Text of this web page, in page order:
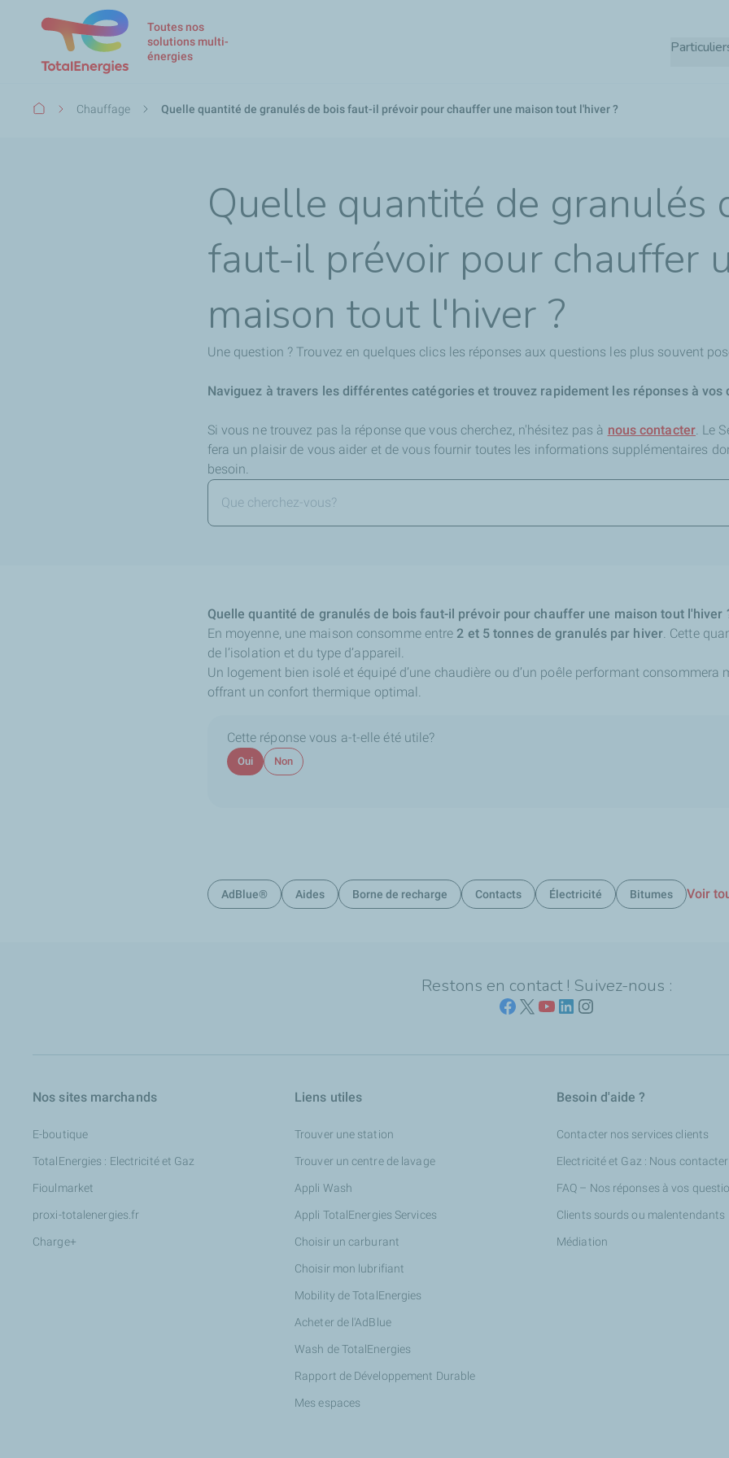
Toutes nos
solutions multi-
énergies
Fil
Chauffage Quelle quantité de granulés de bois faut-il prévoir pour chauffer une maison tout l'hiver ?
Quelle quantité de granulés
faut-il prévoir pour chauffer
maison tout l'hiver ?
Une question ? Trouvez en quelques clics les réponses aux questions les plus souvent
Naviguez à travers les différentes catégories et trouvez rapidement les réponses à vos
Si vous ne trouvez pas la réponse que vous cherchez, n'hésitez pas à nous contacter. Le
fera un plaisir de vous aider et de vous fournir toutes les informations supplémentaires
besoin.
Quelle quantité de granulés de bois faut-il prévoir pour chauffer une maison tout l'hiver
En moyenne, une maison consomme entre 2 et 5 tonnes de granulés par hiver. Cette
de l’isolation et du type d’appareil.
Un logement bien isolé et équipé d’une chaudière ou d’un poêle performant consommera
offrant un confort thermique optimal.
Cette réponse vous a-t-elle été utile?
Oui Non
AdBlue® Aides Borne de recharge Contacts Électricité Bitumes Voir
Restons en contact ! Suivez-nous :
Nos sites marchands
E-boutique
TotalEnergies : Electricité et Gaz
Fioulmarket
proxi-totalenergies.fr
Charge+
Liens utiles
Trouver une station
Trouver un centre de lavage
Appli Wash
Appli TotalEnergies Services
Choisir un carburant
Choisir mon lubrifiant
Mobility de TotalEnergies
Acheter de l'AdBlue
Wash de TotalEnergies
Rapport de Développement Durable
Mes espaces
Besoin d'aide ?
Contacter nos services clients
Electricité et Gaz : Nous contacter
FAQ – Nos réponses à vos
Clients sourds ou malentendants
Médiation